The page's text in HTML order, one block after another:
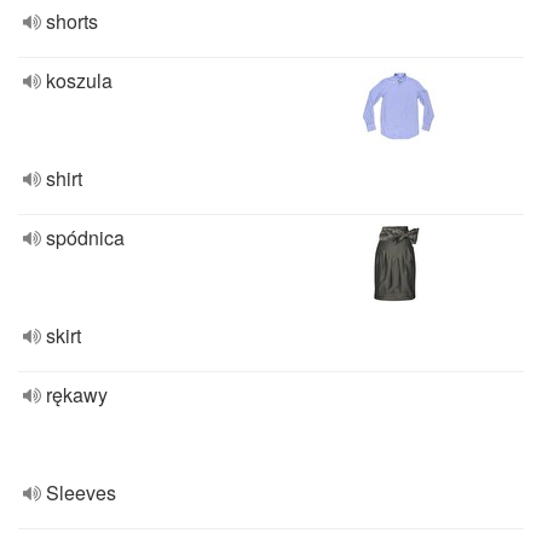
shorts
koszula
shirt
spódnica
skirt
rękawy
Sleeves